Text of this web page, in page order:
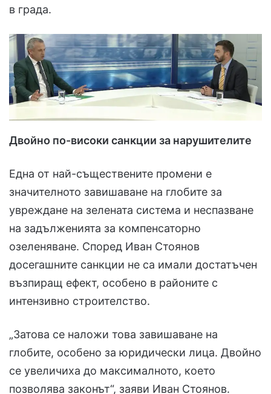
в града.
Двойно по-високи санкции за нарушителите
Една от най-съществените промени е
значителното завишаване на глобите за
увреждане на зелената система и неспазване
на задълженията за компенсаторно
озеленяване. Според Иван Стоянов
досегашните санкции не са имали достатъчен
възпиращ ефект, особено в районите с
интензивно строителство.
„Затова се наложи това завишаване на
глобите, особено за юридически лица. Двойно
се увеличиха до максималното, което
позволява законът“, заяви Иван Стоянов.